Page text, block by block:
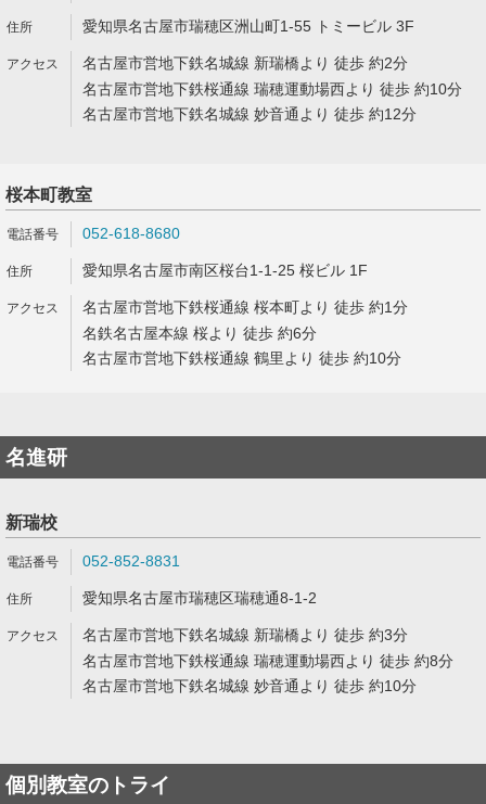
愛知県名古屋市瑞穂区洲山町1-55 トミービル 3F
名古屋市営地下鉄名城線 新瑞橋より 徒歩 約2分
名古屋市営地下鉄桜通線 瑞穂運動場西より 徒歩 約10分
名古屋市営地下鉄名城線 妙音通より 徒歩 約12分
桜本町教室
052-618-8680
愛知県名古屋市南区桜台1-1-25 桜ビル 1F
名古屋市営地下鉄桜通線 桜本町より 徒歩 約1分
名鉄名古屋本線 桜より 徒歩 約6分
名古屋市営地下鉄桜通線 鶴里より 徒歩 約10分
名進研
新瑞校
052-852-8831
愛知県名古屋市瑞穂区瑞穂通8-1-2
名古屋市営地下鉄名城線 新瑞橋より 徒歩 約3分
名古屋市営地下鉄桜通線 瑞穂運動場西より 徒歩 約8分
名古屋市営地下鉄名城線 妙音通より 徒歩 約10分
個別教室のトライ